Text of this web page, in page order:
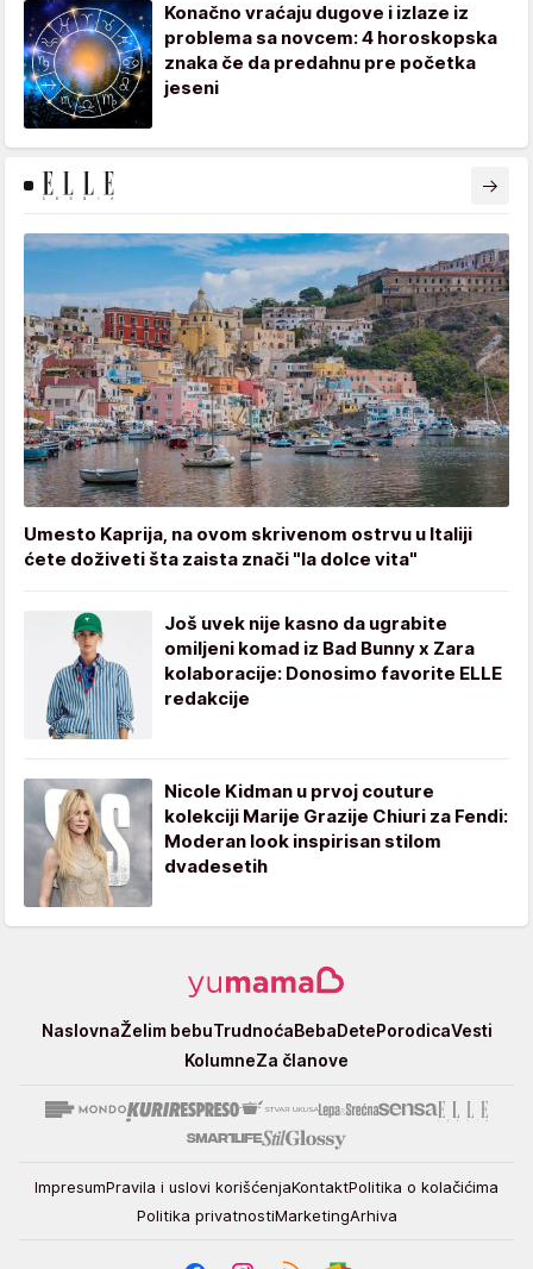
Konačno vraćaju dugove i izlaze iz
problema sa novcem: 4 horoskopska
znaka če da predahnu pre početka
jeseni
Umesto Kaprija, na ovom skrivenom ostrvu u Italiji
ćete doživeti šta zaista znači "la dolce vita"
Još uvek nije kasno da ugrabite
omiljeni komad iz Bad Bunny x Zara
kolaboracije: Donosimo favorite ELLE
redakcije
Nicole Kidman u prvoj couture
kolekciji Marije Grazije Chiuri za Fendi:
Moderan look inspirisan stilom
dvadesetih
Yumama
NaslovnaŽelim bebuTrudnoćaBebaDetePorodicaVesti
KolumneZa članove
ImpresumPravila i uslovi korišćenjaKontaktPolitika o kolačićima
Politika privatnostiMarketingArhiva